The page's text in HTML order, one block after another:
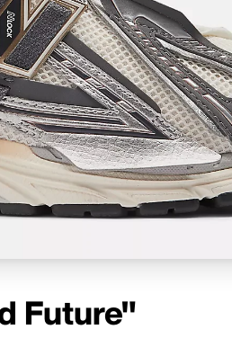
Future"